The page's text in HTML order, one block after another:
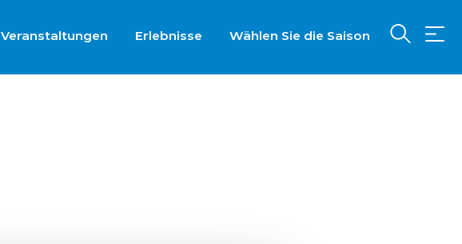
Veranstaltungen Erlebnisse Wählen Sie die Saison